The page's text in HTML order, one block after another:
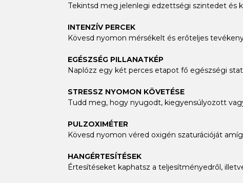
Tekintsd meg jelenlegi edzettségi szintedet és
INTENZÍV PERCEK
Kövesd nyomon mérsékelt és erőteljes
EGÉSZSÉG PILLANATKÉP
Naplózz egy két perces etapot fő egészségi
STRESSZ NYOMON KÖVETÉSE
Tudd meg, hogy nyugodt, kiegyensúlyozott
PULZOXIMÉTER
Kövesd nyomon véred oxigén szaturációját
HANGÉRTESÍTÉSEK
Értesítéseket kaphatsz a teljesítményedről,